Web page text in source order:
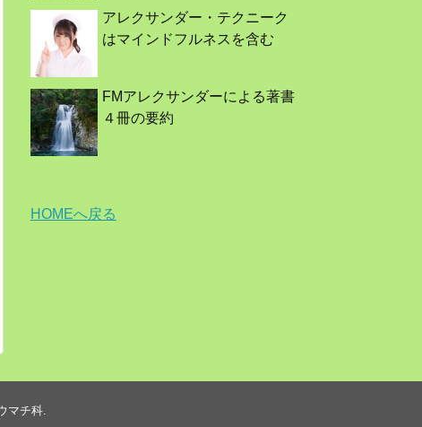
アレクサンダー・テクニーク
はマインドフルネスを含む
FMアレクサンダーによる著書
４冊の要約
HOMEへ戻る
マチ科.